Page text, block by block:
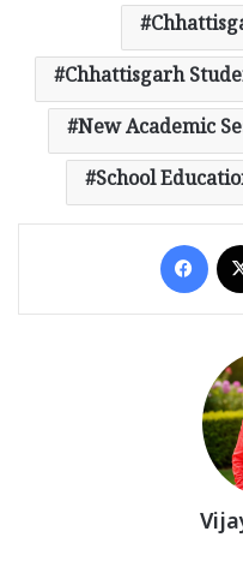
Chhattisgarh
New Academic
School